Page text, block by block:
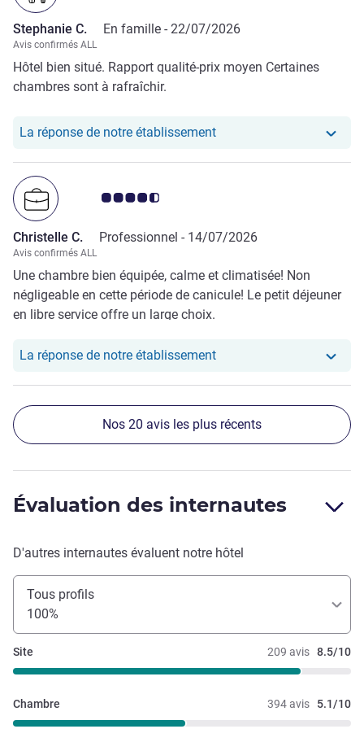
l’ascenseur. Enfin, mon paiement en ligne n’a pas abouti
lors de la réservation. J’ai été contacté deux jours plus tard
pour effectuer un nouveau règlement, ce qui a causé une
gêne supplémentaire. Je vous serais gré de bien vouloir
prendre ces remarques en considération pour améliorer la
Stephanie C. En famille - 22/07/2026
Avis confirmés ALL
Hôtel bien situé. Rapport qualité-prix moyen Certaines
chambres sont à rafraîchir.
La réponse de notre établissementNotre hôtel a repondu au
Note Avis clients 4.5/5
Christelle C. Professionnel - 14/07/2026
Avis confirmés ALL
Une chambre bien équipée, calme et climatisée! Non
négligeable en cette période de canicule! Le petit déjeuner
en libre service offre un large choix.
La réponse de notre établissementNotre hôtel a repondu au
Nos 20 avis les plus récents
Évaluation des internautes
D'autres internautes évaluent notre hôtel
Tous profils
100%
209 avis 8.5/10
Site
394 avis 5.1/10
Chambre